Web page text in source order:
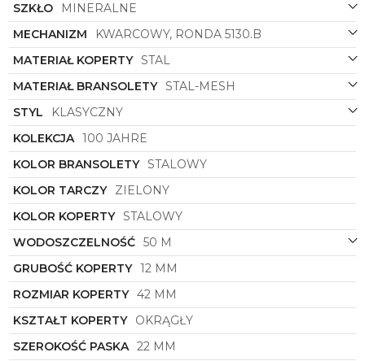
Subtelny, a zarazem wyrazisty kolor tarczy w
odcieniu zieleni dodaje charakteru i oryginalności.
To idealne rozwiązanie dla mężczyzn ceniących
sobie nietypowe detale i chcących wyróżniać się z
tłumu. Zielona tarcza doskonale kontrastuje z
metalicznym połyskiem bransolety i koperty,
tworząc spójną i harmonijną całość.
Zegarek męskiZeppelin 8680M-4to nie tylko
stylowy dodatek, ale także niezawodne narzędzie
do mierzenia czasu. Dzięki precyzyjnemu
mechanizmowi zegarka możesz mieć pewność, że
zawsze będziesz na czasie, a jednocześnie będziesz
prezentować się z klasą i gustem.
Świetny wybór dla mężczyzn ceniących sobie
tradycję, jakość i niebanalny design. Zegarek męski
Zeppelin 8680M-4to propozycja, która z
pewnością przypadnie do gustu wymagającym
klientom poszukującym zegarka, który nie tylko
odmierza czas, ale także stanowi wyjątkowy
element ich stylizacji. Nie przegap okazji, sięgnij po
ten unikatowy zegarek i poczuj elegancję i luksus
na swoim nadgarstku!
SZKŁO
MINERALNE
MECHANIZM
KWARCOWY, RONDA 5130.B
MATERIAŁ KOPERTY STAL
MATERIAŁ BRANSOLETY STAL-MESH
STYL
KLASYCZNY
KOLEKCJA 100 JAHRE
KOLOR BRANSOLETY STALOWY
KOLOR TARCZY ZIELONY
KOLOR KOPERTY STALOWY
WODOSZCZELNOŚĆ 50 M
GRUBOŚĆ KOPERTY 12 MM
ROZMIAR KOPERTY 42 MM
KSZTAŁT KOPERTY OKRĄGŁY
SZEROKOŚĆ PASKA 22 MM